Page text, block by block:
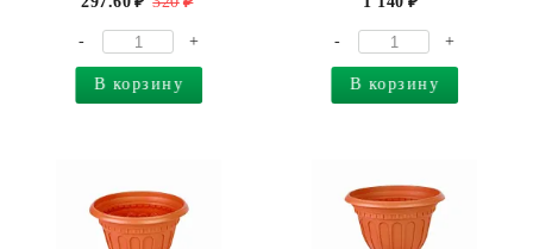
- +
В корзину
- +
В корзину